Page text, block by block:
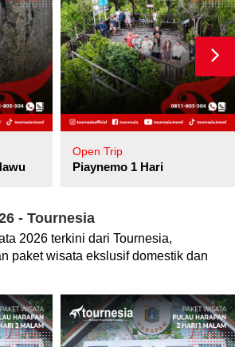
Open Trip
Piaynemo 1 Hari
- Tournesia
2026 terkini dari Tournesia,
paket wisata ekslusif domestik dan